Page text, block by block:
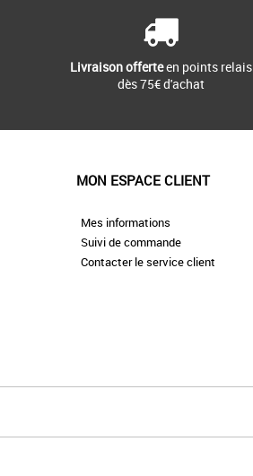
Livraison offerteen points relais
dès 75€ d'achat
MON ESPACE CLIENT
Mes informations
Suivi de commande
Contacter le service client